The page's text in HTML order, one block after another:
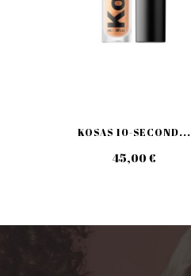
KOSAS 10-SECOND...
45,00 €